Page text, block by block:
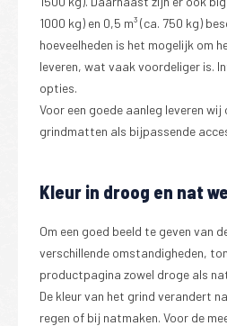
1000 kg) en 0,5 m³ (ca. 750 kg)
hoeveelheden is het mogelijk om
leveren, wat vaak voordeliger is.
opties.
Voor een goede aanleg leveren
grindmatten als bijpassende
Kleur in droog en nat
Om een goed beeld te geven van
verschillende omstandigheden,
productpagina zowel droge als
De kleur van het grind verandert
regen of bij natmaken. Voor de